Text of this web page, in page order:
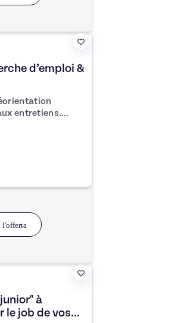
d’emploi &
l'offerta
à
le job de vos